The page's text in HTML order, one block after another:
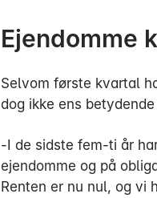
Ejendomme
Selvom første kvartal
dog ikke ens
-I de sidste fem-ti år
ejendomme og på
Renten er nu nul, og vi